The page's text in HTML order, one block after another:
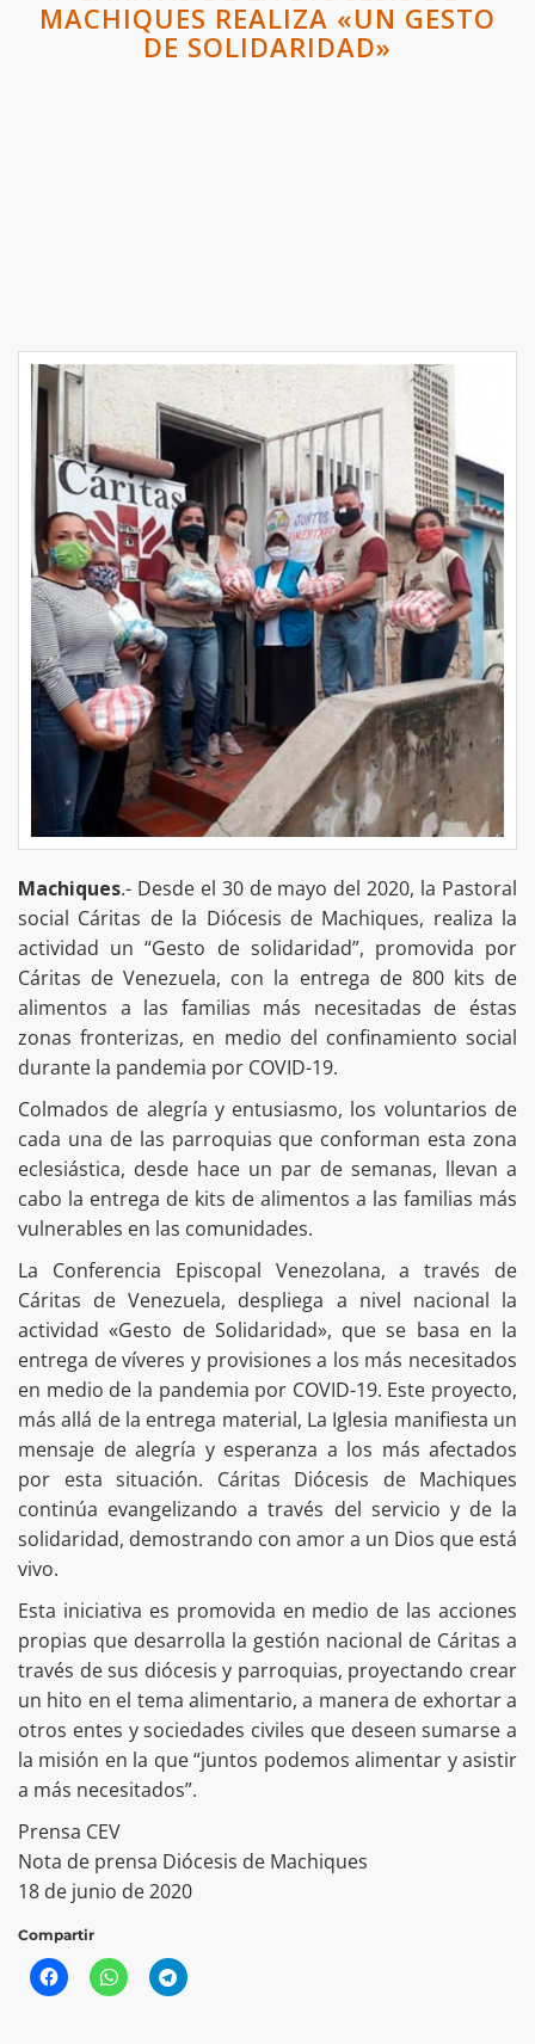
MACHIQUES REALIZA «UN GESTO
DE SOLIDARIDAD»
Machiques.- Desde el 30 de mayo del 2020, la Pastoral
social Cáritas de la Diócesis de Machiques, realiza la
actividad un “Gesto de solidaridad”, promovida por
Cáritas de Venezuela, con la entrega de 800 kits de
alimentos a las familias más necesitadas de éstas
zonas fronterizas, en medio del confinamiento social
durante la pandemia por COVID-19.
Colmados de alegría y entusiasmo, los voluntarios de
cada una de las parroquias que conforman esta zona
eclesiástica, desde hace un par de semanas, llevan a
cabo la entrega de kits de alimentos a las familias más
vulnerables en las comunidades.
La Conferencia Episcopal Venezolana, a través de
Cáritas de Venezuela, despliega a nivel nacional la
actividad «Gesto de Solidaridad», que se basa en la
entrega de víveres y provisiones a los más necesitados
en medio de la pandemia por COVID-19. Este proyecto,
más allá de la entrega material, La Iglesia manifiesta un
mensaje de alegría y esperanza a los más afectados
por esta situación. Cáritas Diócesis de Machiques
continúa evangelizando a través del servicio y de la
solidaridad, demostrando con amor a un Dios que está
vivo.
Esta iniciativa es promovida en medio de las acciones
propias que desarrolla la gestión nacional de Cáritas a
través de sus diócesis y parroquias, proyectando crear
un hito en el tema alimentario, a manera de exhortar a
otros entes y sociedades civiles que deseen sumarse a
la misión en la que “juntos podemos alimentar y asistir
a más necesitados”.
Prensa CEV
Nota de prensa Diócesis de Machiques
18 de junio de 2020
Compartir